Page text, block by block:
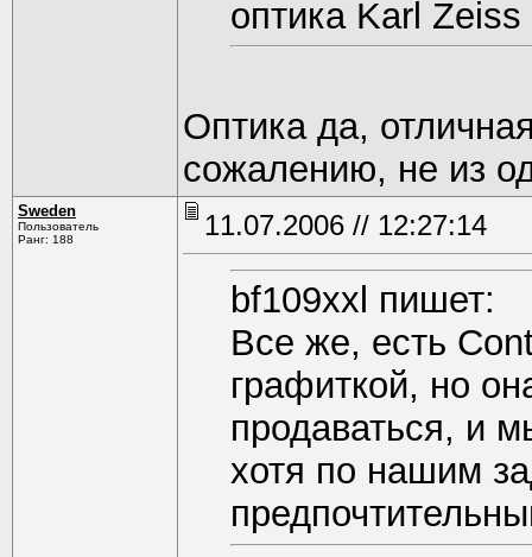
оптика Karl Zeiss
Оптика да,
сожалению, не из
Sweden
Пользователь
Ранг: 188
11.07.2006 // 12:27:14
bf109xxl пишет:
Все же, есть
графиткой, но
продаваться, и
хотя по нашим